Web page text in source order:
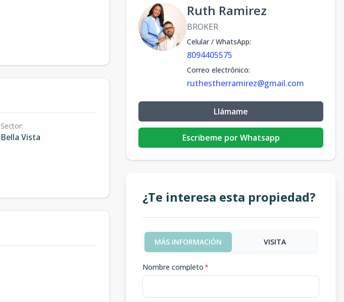
Sector:
Bella Vista
Ruth Ramirez
BROKER
Celular / WhatsApp:
8094405575
Correo electrónico:
ruthestherramirez@gmail.com
Llámame
Escribeme por Whatsapp
¿Te interesa esta propiedad?
MÁS INFORMACIÓN VISITA
Nombre completo*